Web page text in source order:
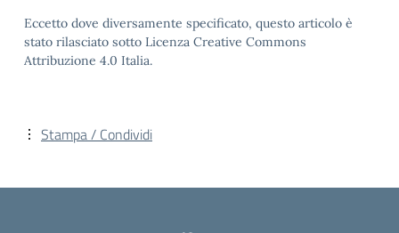
Eccetto dove diversamente specificato, questo articolo è
stato rilasciato sotto Licenza Creative Commons
Attribuzione 4.0 Italia.
Stampa / Condividi